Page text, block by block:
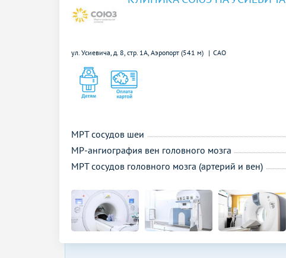
ул. Усиевича, д. 8, стр. 1А, Аэропорт (541 м) САО
МРТ сосудов шеи
МР-ангиография вен головного мозга
МРТ сосудов головного мозга (артерий и вен)